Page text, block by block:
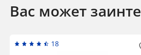
Вас может
18